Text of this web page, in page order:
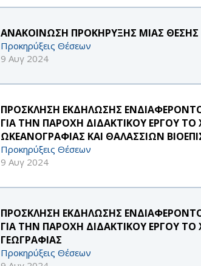
ΑΝΑΚΟΙΝΩΣΗ ΠΡΟΚΗΡΥΞΗΣ ΜΙΑΣ
Προκηρύξεις Θέσεων
9 Αυγ 2024
ΠΡΟΣΚΛΗΣΗ ΕΚΔΗΛΩΣΗΣ
ΓΙΑ ΤΗΝ ΠΑΡΟΧΗ ΔΙΔΑΚΤΙΚΟΥ ΕΡΓΟΥ
ΩΚΕΑΝΟΓΡΑΦΙΑΣ ΚΑΙ ΘΑΛΑΣΣΙΩΝ
Προκηρύξεις Θέσεων
9 Αυγ 2024
ΠΡΟΣΚΛΗΣΗ ΕΚΔΗΛΩΣΗΣ
ΓΙΑ ΤΗΝ ΠΑΡΟΧΗ ΔΙΔΑΚΤΙΚΟΥ ΕΡΓΟΥ
ΓΕΩΓΡΑΦΙΑΣ
Προκηρύξεις Θέσεων